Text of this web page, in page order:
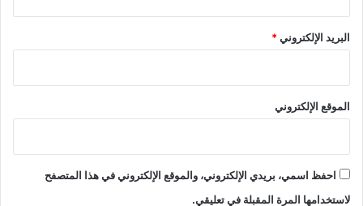
البريد الإلكتروني*
الموقع الإلكتروني
احفظ اسمي، بريدي الإلكتروني، والموقع الإلكتروني في هذا المتصفح
لاستخدامها المرة المقبلة في تعليقي.